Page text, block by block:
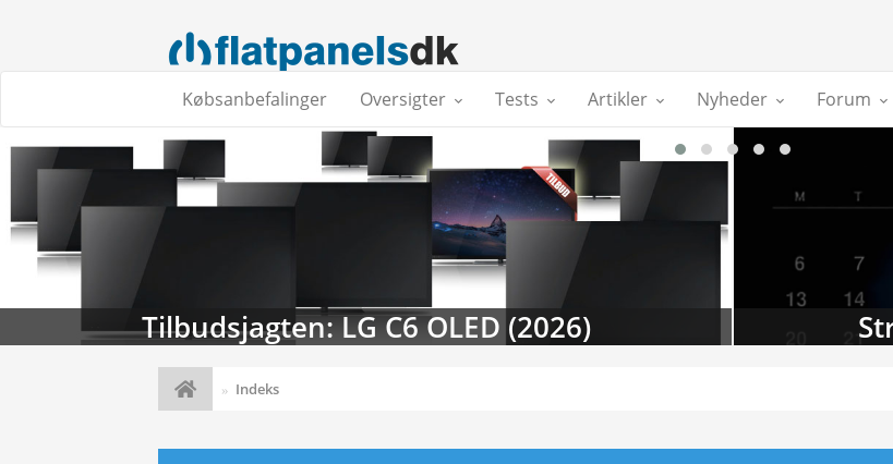
Købsanbefalinger Oversigter Tests Artikler Nyheder Forum
Tilbudsjagten: LG C6 OLED (2026)
Indeks